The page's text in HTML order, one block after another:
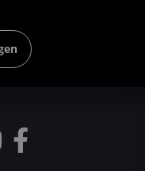
Sounddesign
neuer Kollege in
auf die